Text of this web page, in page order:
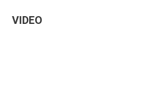
VIDEO